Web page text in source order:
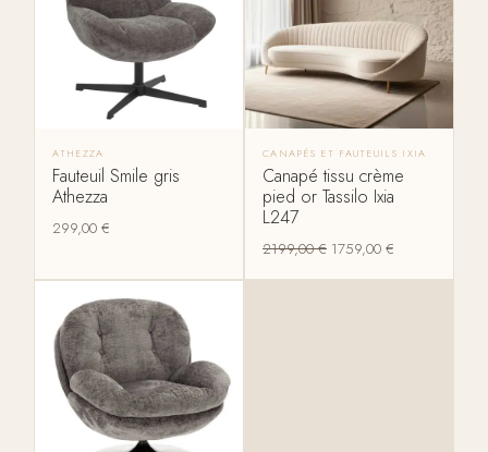
ATHEZZA
Fauteuil Smile gris
Athezza
299,00€
CANAPÉS ET FAUTEUILS IXIA
Canapé tissu crème
pied or Tassilo Ixia
L247
2199,00€ 1759,00 €